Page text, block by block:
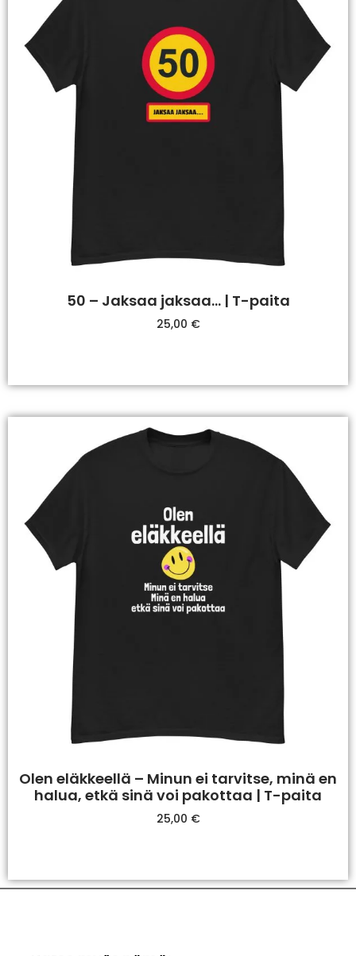
50 – Jaksaa jaksaa… | T-paita
25,00 €
Olen eläkkeellä – Minun ei tarvitse, minä en
halua, etkä sinä voi pakottaa | T-paita
25,00 €